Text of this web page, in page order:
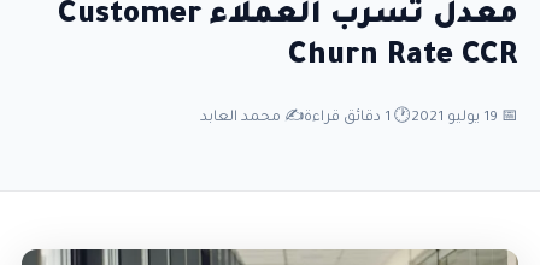
معدل تسرب العملاء Customer
Churn Rate CCR
📅 19 يوليو 2021 🕐 1 دقائق قراءة ✍️ محمد العابد